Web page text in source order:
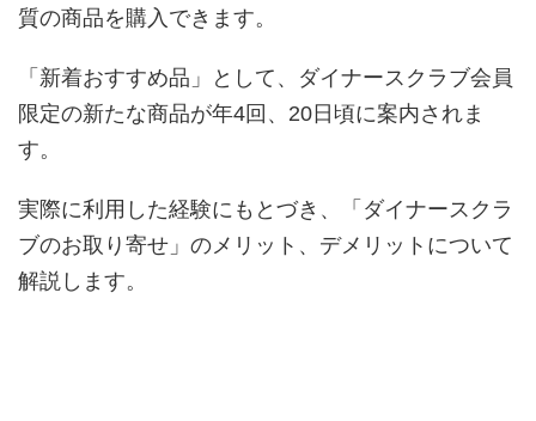
質の商品を購入できます。
「新着おすすめ品」として、ダイナースクラブ会員
限定の新たな商品が年4回、20日頃に案内されま
す。
実際に利用した経験にもとづき、「ダイナースクラ
ブのお取り寄せ」のメリット、デメリットについて
解説します。